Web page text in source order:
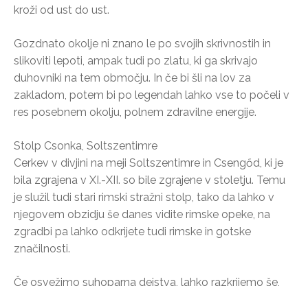
kroži od ust do ust.
Gozdnato okolje ni znano le po svojih skrivnostih in
slikoviti lepoti, ampak tudi po zlatu, ki ga skrivajo
duhovniki na tem območju. In če bi šli na lov za
zakladom, potem bi po legendah lahko vse to počeli v
res posebnem okolju, polnem zdravilne energije.
Stolp Csonka, Soltszentimre
Cerkev v divjini na meji Soltszentimre in Csengőd, ki je
bila zgrajena v XI.-XII. so bile zgrajene v stoletju. Temu
je služil tudi stari rimski stražni stolp, tako da lahko v
njegovem obzidju še danes vidite rimske opeke, na
zgradbi pa lahko odkrijete tudi rimske in gotske
značilnosti.
Če osvežimo suhoparna dejstva, lahko razkrijemo še,